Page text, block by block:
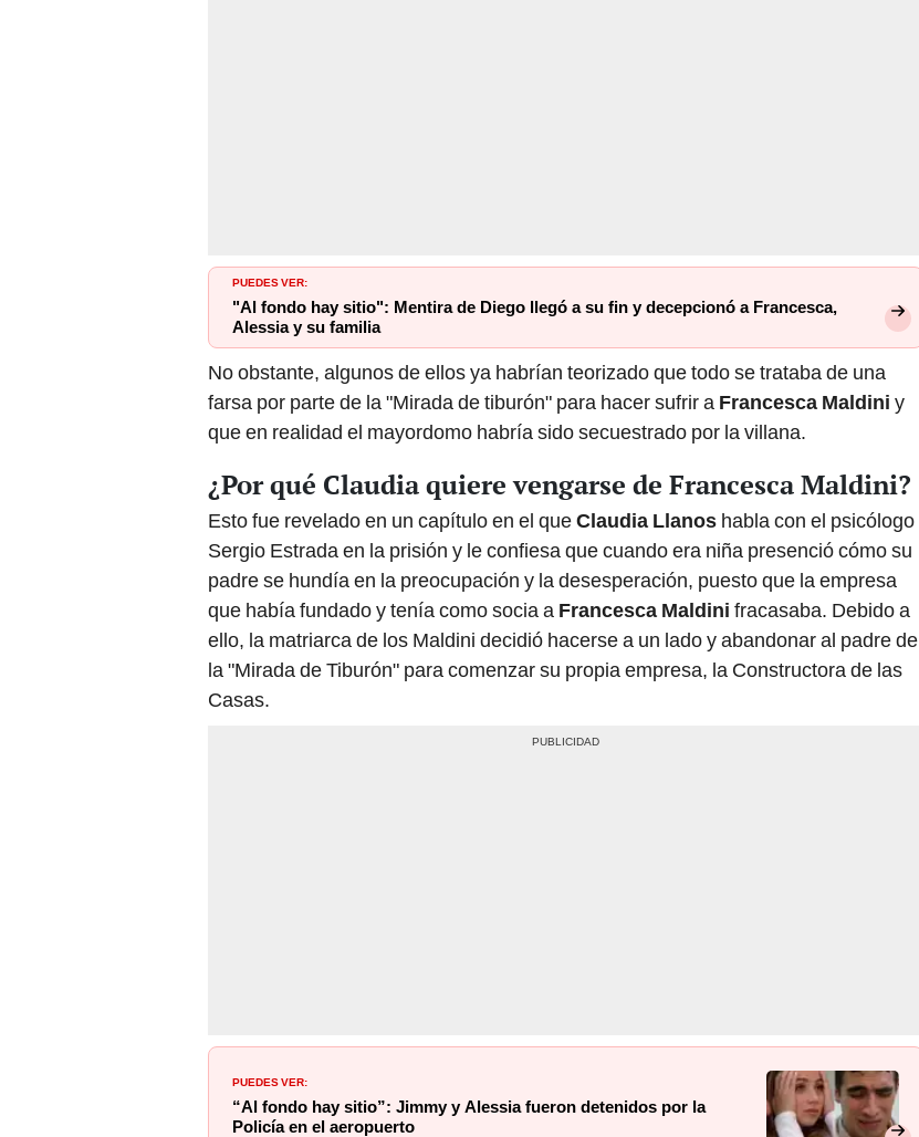
PUEDES VER:
"Al fondo hay sitio": Mentira de Diego llegó a su fin y decepcionó a Francesca,
Alessia y su familia
No obstante, algunos de ellos ya habrían teorizado que todo se trataba de una
farsa por parte de la "Mirada de tiburón" para hacer sufrir a Francesca Maldini y
que en realidad el mayordomo habría sido secuestrado por la villana.
¿Por qué Claudia quiere vengarse de Francesca Maldini?
Esto fue revelado en un capítulo en el queClaudia Llanos habla con el psicólogo
Sergio Estrada en la prisión y le confiesa que cuando era niña presenció cómo su
padre se hundía en la preocupación y la desesperación, puesto que la empresa
que había fundado y tenía como socia a Francesca Maldini fracasaba. Debido a
ello, la matriarca de los Maldini decidió hacerse a un lado y abandonar al padre de
la "Mirada de Tiburón" para comenzar su propia empresa, la Constructora de las
Casas.
PUEDES VER:
“Al fondo hay sitio”: Jimmy y Alessia fueron detenidos por la
Policía en el aeropuerto